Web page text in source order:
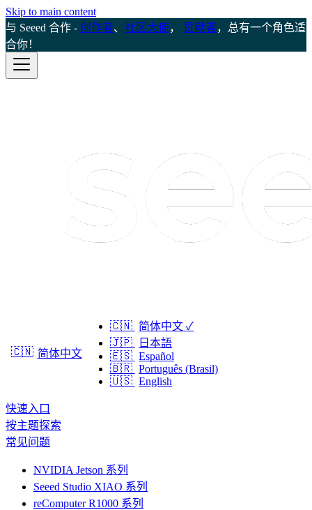
Skip to main content
与 Seeed 合作 - 创作者、 社区大使， 贡献者，总有一个角色适
合你！
🇨🇳 简体中文
🇨🇳 简体中文 ✓
🇯🇵
日本語
🇪🇸 Español
🇧🇷 Português (Brasil)
🇺🇸 English
快速入口
按主题探索
常见问题
NVIDIA Jetson 系列
Seeed Studio XIAO 系列
reComputer R1000 系列